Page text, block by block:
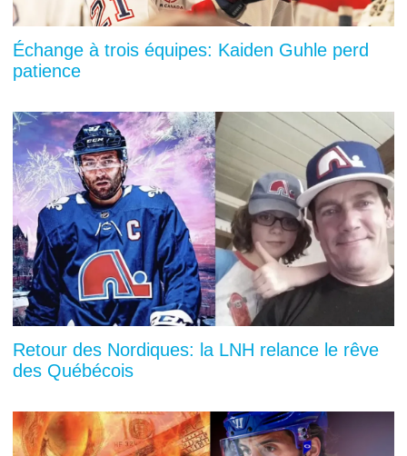
Échange à trois équipes: Kaiden Guhle perd
patience
Retour des Nordiques: la LNH relance le rêve
des Québécois